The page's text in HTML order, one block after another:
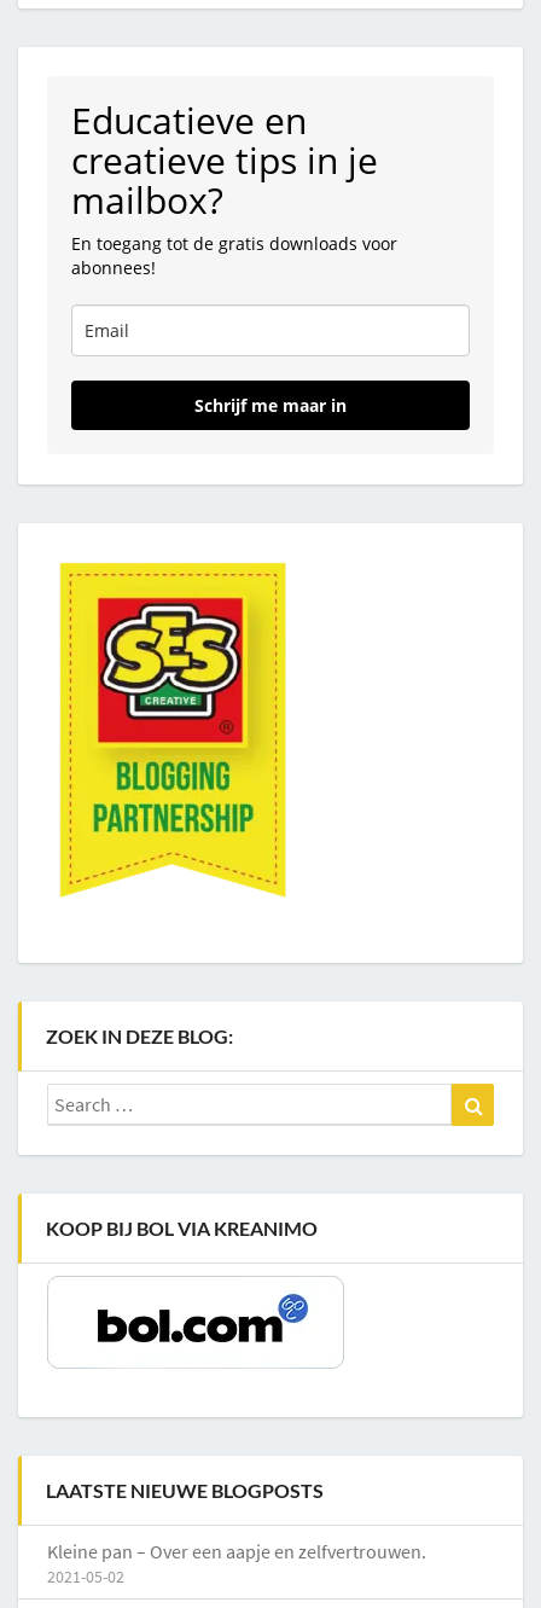
Educatieve en
creatieve tips in je
mailbox?
En toegang tot de gratis downloads voor
abonnees!
Schrijf me maar in
ZOEK IN DEZE BLOG:
Search
for:
KOOP BIJ BOL VIA KREANIMO
LAATSTE NIEUWE BLOGPOSTS
Kleine pan – Over een aapje en zelfvertrouwen.
2021-05-02